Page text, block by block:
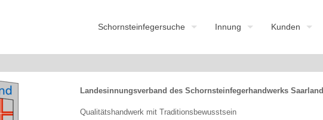
Schornsteinfegersuche Innung Kunden
Landesinnungsverband des Schornsteinfegerhandwerks Saarland
Qualitätshandwerk mit Traditionsbewusstsein